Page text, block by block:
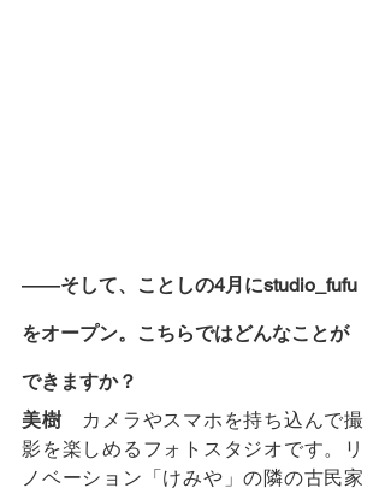
――そして、ことしの4月にstudio_fufu
をオープン。こちらではどんなことが
できますか？
美樹 カメラやスマホを持ち込んで撮
影を楽しめるフォトスタジオです。リ
ノベーション「けみや」の隣の古民家